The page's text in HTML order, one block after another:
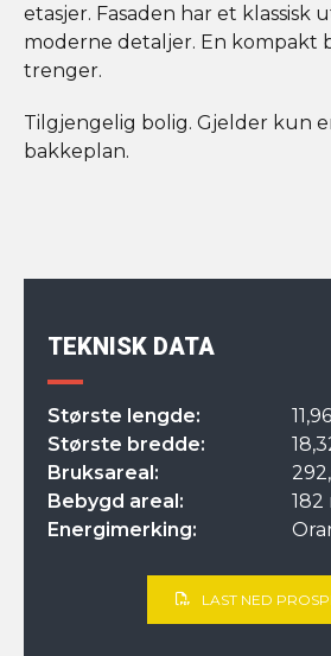
etasjer. Fasaden har et klassisk
moderne detaljer. En kompakt
trenger.
Tilgjengelig bolig. Gjelder kun
bakkeplan.
TEKNISK DATA
Største lengde:
Største bredde:
Bruksareal:
Bebygd areal:
182
Energimerking:
LAST NED